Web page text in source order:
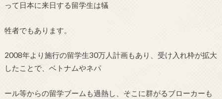
って日本に来日する留学生は犠
牲者でもあります。
2008年より施行の留学生30万人計画もあり、受け入れ枠が拡大
したことで、ベトナムやネパ
ール等からの留学ブームも過熱し、そこに群がるブローカーも